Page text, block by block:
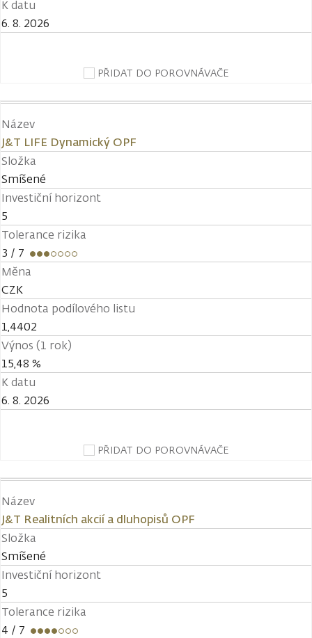
K datu
6. 8. 2026
PŘIDAT DO POROVNÁVAČE
Název
J&T LIFE Dynamický OPF
Složka
Smíšené
Investiční horizont
5
Tolerance rizika
3 / 7
Měna
CZK
Hodnota podílového listu
1,4402
Výnos (1 rok)
15,48 %
K datu
6. 8. 2026
PŘIDAT DO POROVNÁVAČE
Název
J&T Realitních akcií a dluhopisů OPF
Složka
Smíšené
Investiční horizont
5
Tolerance rizika
4 / 7